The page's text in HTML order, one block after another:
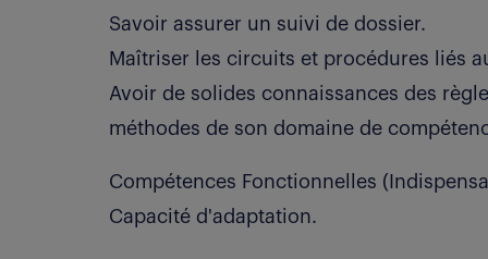
Savoir assurer un suivi de dossier.
Maîtriser les circuits et procédures liés
Avoir de solides connaissances des
méthodes de son domaine de
Compétences Fonctionnelles
Capacité d'adaptation.